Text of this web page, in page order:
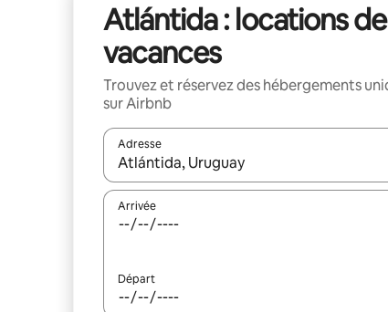
Atlántida : locations de
vacances
Trouvez et réservez des hébergements
sur Airbnb
Adresse
Lorsque les résultats s'affichent, utilisez les
Arrivée
Départ